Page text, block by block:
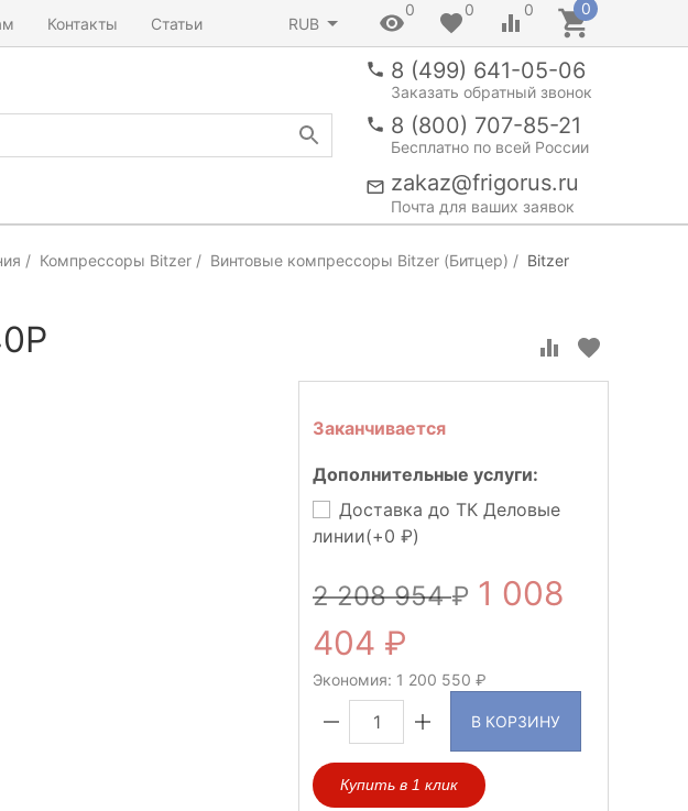
Контакты Статьи RUB
0 0 0 0
8 (499) 641-05-06
Заказать обратный звонок
8 (800) 707-85-21
Бесплатно по всей России
zakaz@frigorus.ru
Почта для ваших заявок
Компрессоры Bitzer Винтовые компрессоры Bitzer (Битцер)
Bitzer
Заканчивается
Дополнительные услуги:
Доставка до ТК Деловые
линии(+0 )
2 208 954
1 008
404
Экономия: 1 200 550
В КОРЗИНУ
Купить в 1 клик